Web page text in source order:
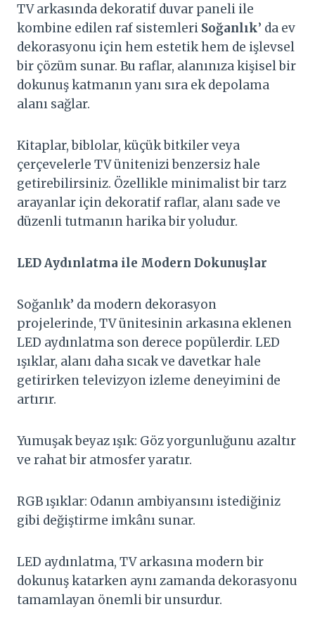
TV arkasında dekoratif duvar paneli ile
kombine edilen raf sistemleri Soğanlık’ da ev
dekorasyonu için hem estetik hem de işlevsel
bir çözüm sunar. Bu raflar, alanınıza kişisel bir
dokunuş katmanın yanı sıra ek depolama
alanı sağlar.
Kitaplar, biblolar, küçük bitkiler veya
çerçevelerle TV ünitenizi benzersiz hale
getirebilirsiniz. Özellikle minimalist bir tarz
arayanlar için dekoratif raflar, alanı sade ve
düzenli tutmanın harika bir yoludur.
LED Aydınlatma ile Modern Dokunuşlar
Soğanlık’ da modern dekorasyon
projelerinde, TV ünitesinin arkasına eklenen
LED aydınlatma son derece popülerdir. LED
ışıklar, alanı daha sıcak ve davetkar hale
getirirken televizyon izleme deneyimini de
artırır.
Yumuşak beyaz ışık: Göz yorgunluğunu azaltır
ve rahat bir atmosfer yaratır.
RGB ışıklar: Odanın ambiyansını istediğiniz
gibi değiştirme imkânı sunar.
LED aydınlatma, TV arkasına modern bir
dokunuş katarken aynı zamanda dekorasyonu
tamamlayan önemli bir unsurdur.